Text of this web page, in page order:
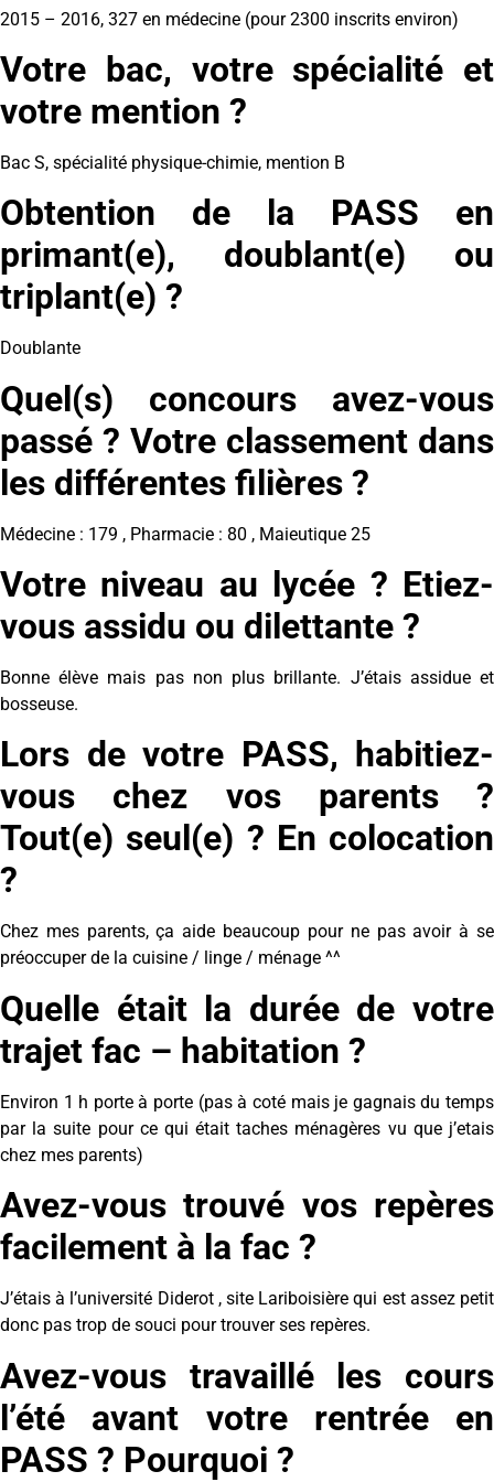
2015 – 2016, 327 en médecine (pour 2300 inscrits environ)
Votre bac, votre spécialité et
votre mention ?
Bac S, spécialité physique-chimie, mention B
Obtention de la PASS en
primant(e), doublant(e) ou
triplant(e) ?
Doublante
Quel(s) concours avez-vous
passé ? Votre classement dans
les différentes filières ?
Médecine : 179 , Pharmacie : 80 , Maieutique 25
Votre niveau au lycée ? Etiez-
vous assidu ou dilettante ?
Bonne élève mais pas non plus brillante. J’étais assidue et
bosseuse.
Lors de votre PASS, habitiez-
vous chez vos parents ?
Tout(e) seul(e) ? En colocation
?
Chez mes parents, ça aide beaucoup pour ne pas avoir à se
préoccuper de la cuisine / linge / ménage ^^
Quelle était la durée de votre
trajet fac – habitation ?
Environ 1 h porte à porte (pas à coté mais je gagnais du temps
par la suite pour ce qui était taches ménagères vu que j’etais
chez mes parents)
Avez-vous trouvé vos repères
facilement à la fac ?
J’étais à l’université Diderot , site Lariboisière qui est assez petit
donc pas trop de souci pour trouver ses repères.
Avez-vous travaillé les cours
l’été avant votre rentrée en
PASS ? Pourquoi ?